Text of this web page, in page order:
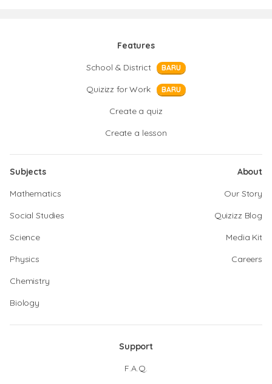
Features
School & District
BARU
Quizizz for Work BARU
Create a quiz
Create a lesson
Subjects
Mathematics
Social Studies
Science
Physics
Chemistry
Biology
About
Our Story
Quizizz Blog
Media Kit
Careers
Support
F.A.Q.